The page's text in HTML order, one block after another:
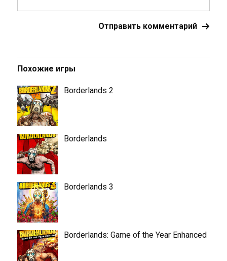
Похожие игры
Borderlands 2
Borderlands
Borderlands 3
Borderlands: Game of the Year Enhanced